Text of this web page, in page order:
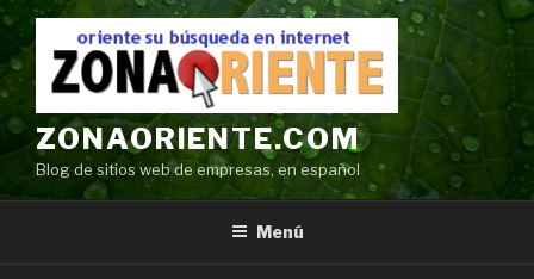
Ir
contenido
ZONAORIENTE.COM
Blog de sitios web de empresas, en español
Menú